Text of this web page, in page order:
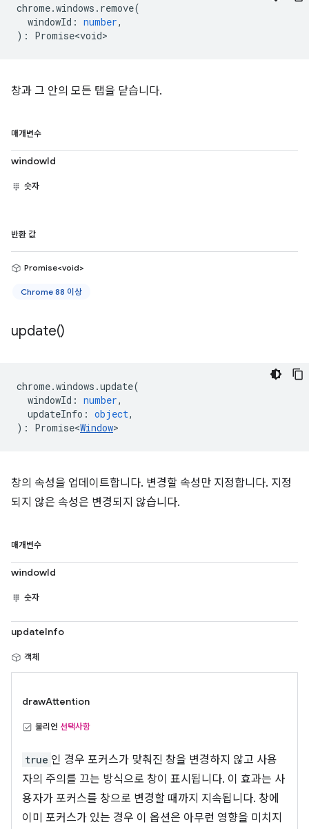
chrome.windows . remove(
windowId : number,
) : Promise<void>
창과 그 안의 모든 탭을 닫습니다.
매개변수
windowId
숫자
반환 값
Promise<void>
Chrome 88 이상
update()
chrome.windows .update(
windowId : number,
updateInfo : object,
) : Promise<Window>
창의 속성을 업데이트합니다. 변경할 속성만 지정합니다. 지정
되지 않은 속성은 변경되지 않습니다.
매개변수
windowId
숫자
updateInfo
객체
drawAttention
불리언 선택사항
true 인 경우 포커스가 맞춰진 창을 변경하지 않고 사용
자의 주의를 끄는 방식으로 창이 표시됩니다. 이 효과는 사
용자가 포커스를 창으로 변경할 때까지 지속됩니다. 창에
이미 포커스가 있는 경우 이 옵션은 아무런 영향을 미치지